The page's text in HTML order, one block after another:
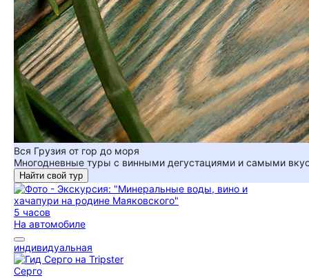
Вся Грузия от гор до моря
Многодневные туры с винными дегустациями и самыми
Найти свой тур
5 часов
На автомобиле
индивидуальная
Серго